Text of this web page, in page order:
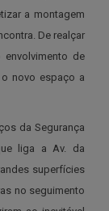
a montagem
De realçar
de
novo espaço a
da Segurança
liga a Av. da
superfícies
no seguimento